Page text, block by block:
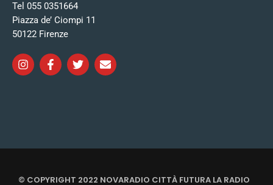
Tel 055 0351664
Piazza de’ Ciompi 11
50122 Firenze
© COPYRIGHT 2022 NOVARADIO CITTÀ FUTURA LA RADIO